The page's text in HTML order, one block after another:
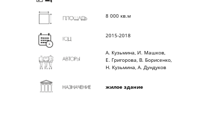
8 000 кв.м
2015-2018
А. Кузьмина, И. Машков,
Е. Григорова, В. Борисенко,
Н. Кузьмина, А. Дундуков
жилое здание